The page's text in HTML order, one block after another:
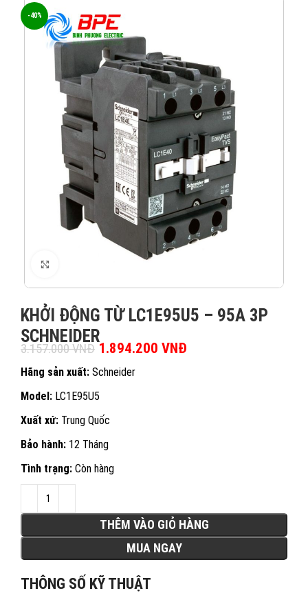
-40%
KHỞI ĐỘNG TỪ LC1E95U5 – 95A 3P
SCHNEIDER
3.157.000VNĐ Giá gốc là: 3.157.000 VNĐ.
1.894.200 VNĐ
Hãng sản xuất: Schneider
Model: LC1E95U5
Xuất xứ: Trung Quốc
Bảo hành: 12 Tháng
Tình trạng: Còn hàng
THÊM VÀO GIỎ HÀNG
MUA NGAY
THÔNG SỐ KỸ THUẬT